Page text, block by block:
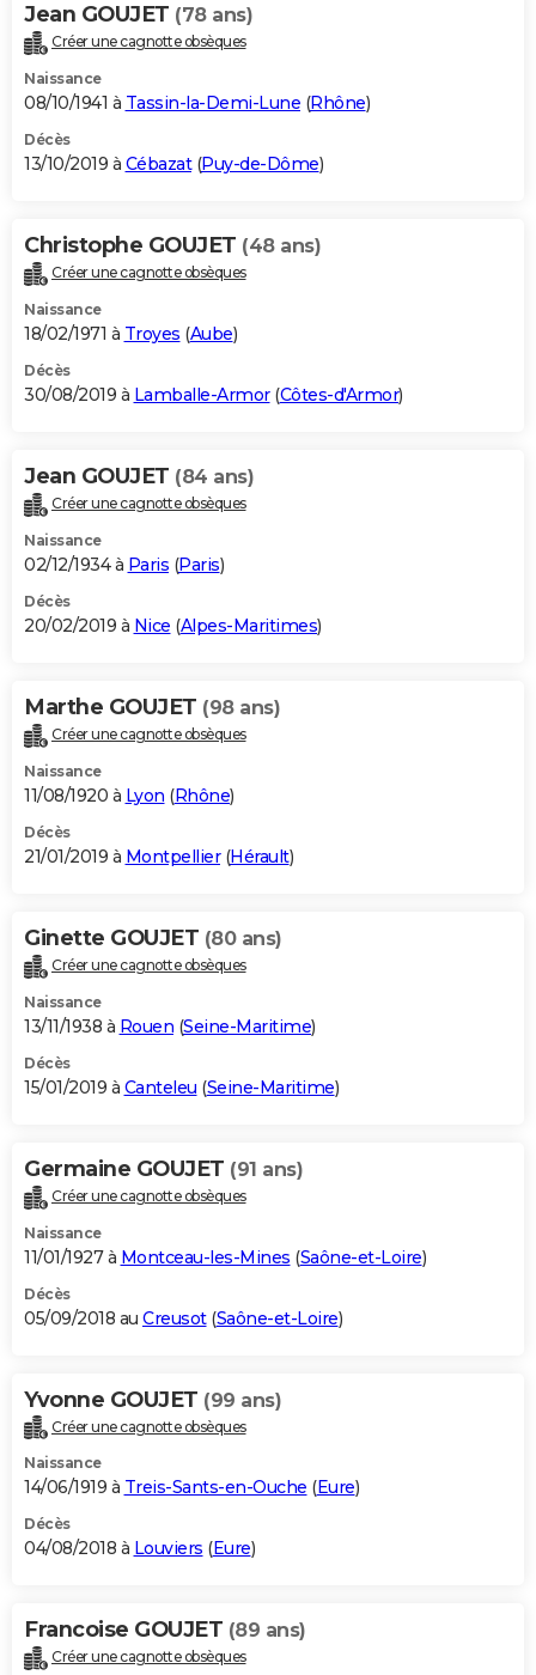
Jean GOUJET (78 ans)
Créer une cagnotte obsèques
Naissance
08/10/1941 à Tassin-la-Demi-Lune (Rhône)
Décès
13/10/2019 à Cébazat(Puy-de-Dôme)
Christophe GOUJET (48 ans)
Créer une cagnotte obsèques
Naissance
18/02/1971 à Troyes (Aube)
Décès
30/08/2019 à Lamballe-Armor(Côtes-d'Armor)
Jean GOUJET (84 ans)
Créer une cagnotte obsèques
Naissance
02/12/1934 à Paris (Paris)
Décès
20/02/2019 à Nice (Alpes-Maritimes)
Marthe GOUJET (98 ans)
Créer une cagnotte obsèques
Naissance
11/08/1920 à Lyon (Rhône)
Décès
21/01/2019 à Montpellier(Hérault)
Ginette GOUJET (80 ans)
Créer une cagnotte obsèques
Naissance
13/11/1938 à Rouen (Seine-Maritime)
Décès
15/01/2019 à Canteleu (Seine-Maritime)
Germaine GOUJET (91 ans)
Créer une cagnotte obsèques
Naissance
11/01/1927 à Montceau-les-Mines (Saône-et-Loire)
Décès
05/09/2018 au Creusot(Saône-et-Loire)
Yvonne GOUJET (99 ans)
Créer une cagnotte obsèques
Naissance
14/06/1919 à Treis-Sants-en-Ouche (Eure)
Décès
04/08/2018 à Louviers (Eure)
Francoise GOUJET (89 ans)
Créer une cagnotte obsèques